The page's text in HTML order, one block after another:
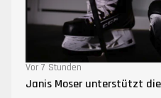
Vor 7 Stunden
Janis Moser unterstützt